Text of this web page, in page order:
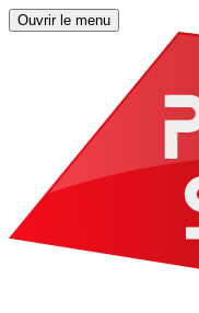
Ouvrir le menu